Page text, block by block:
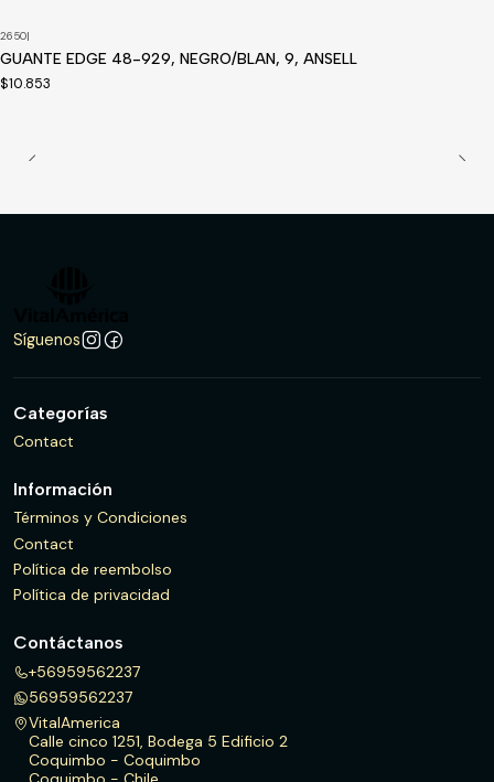
2650|
GUANTE EDGE 48-929, NEGRO/BLAN, 9, ANSELL
$10.853
Síguenos
Categorías
Contact
Información
Términos y Condiciones
Contact
Política de reembolso
Política de privacidad
Contáctanos
+56959562237
56959562237
VitalAmerica
Calle cinco 1251, Bodega 5 Edificio 2
Coquimbo - Coquimbo